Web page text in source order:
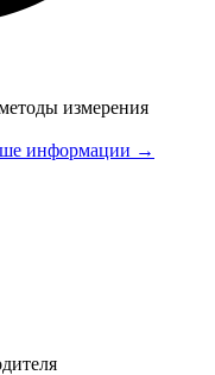
измерения
информации →